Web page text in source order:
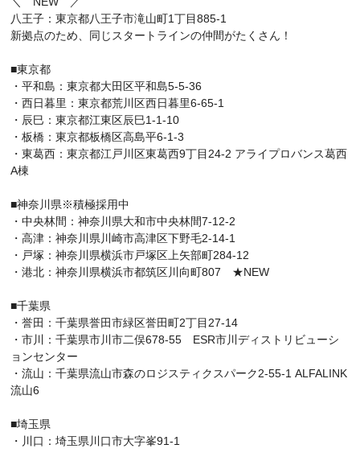
八王子：東京都八王子市滝山町1丁目885-1
新拠点のため、同じスタートラインの仲間がたくさん！
■東京都
・平和島：東京都大田区平和島5-5-36
・西日暮里：東京都荒川区西日暮里6-65-1
・辰巳：東京都江東区辰巳1-1-10
・板橋：東京都板橋区高島平6-1-3
・東葛西：東京都江戸川区東葛西9丁目24-2 アライプロバンス葛西
A棟
■神奈川県※積極採用中
・中央林間：神奈川県大和市中央林間7-12-2
・高津：神奈川県川崎市高津区下野毛2-14-1
・戸塚：神奈川県横浜市戸塚区上矢部町284-12
・港北：神奈川県横浜市都筑区川向町807 ★NEW
■千葉県
・誉田：千葉県誉田市緑区誉田町2丁目27-14
・市川：千葉県市川市二俣678-55 ESR市川ディストリビューシ
ョンセンター
・流山：千葉県流山市森のロジスティクスパーク2-55-1 ALFALINK
流山6
■埼玉県
・川口：埼玉県川口市大字峯91-1